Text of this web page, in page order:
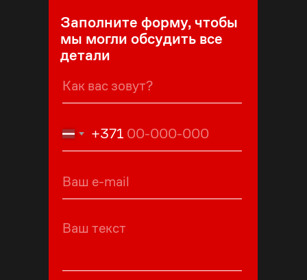
Заполните форму, чтобы
мы могли обсудить все
детали
+371